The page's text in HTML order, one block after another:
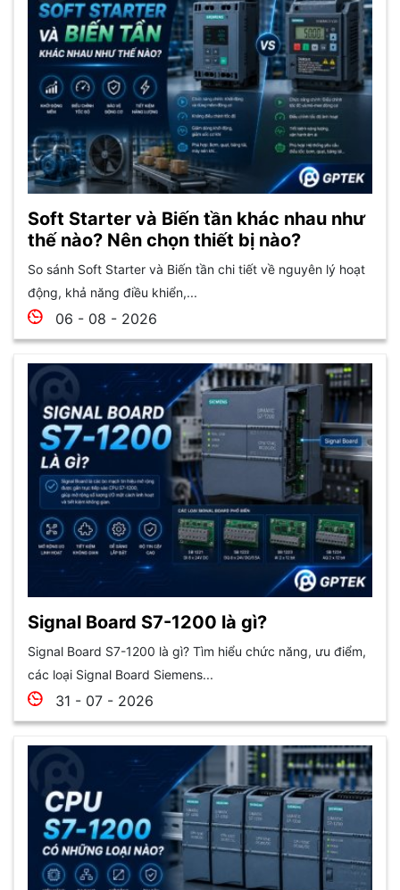
Soft Starter và Biến tần khác nhau như
thế nào? Nên chọn thiết bị nào?
So sánh Soft Starter và Biến tần chi tiết về nguyên lý hoạt
động, khả năng điều khiển,...
06 - 08 - 2026
Signal Board S7-1200 là gì?
Signal Board S7-1200 là gì? Tìm hiểu chức năng, ưu điểm,
các loại Signal Board Siemens...
31 - 07 - 2026